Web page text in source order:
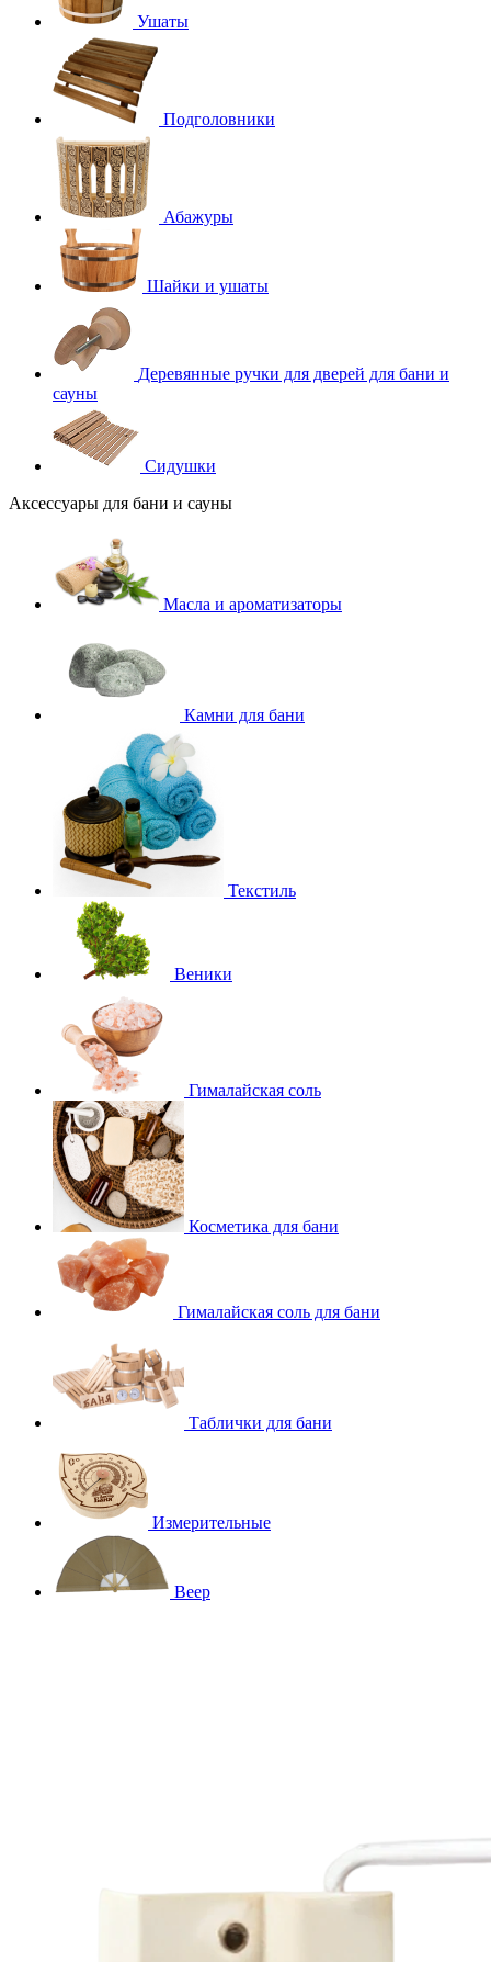
Ушаты
Подголовники
Абажуры
Шайки и ушаты
Деревянные ручки для дверей для бани и
сауны
Сидушки
Аксессуары для бани и сауны
Масла и ароматизаторы
Камни для бани
Текстиль
Веники
Гималайская соль
Косметика для бани
Гималайская соль для бани
Таблички для бани
Измерительные
Веер